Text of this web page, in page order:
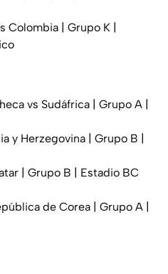
Colombia | Grupo K |
vs Sudáfrica | Grupo A |
y Herzegovina | Grupo B |
| Grupo B | Estadio BC
de Corea | Grupo A |